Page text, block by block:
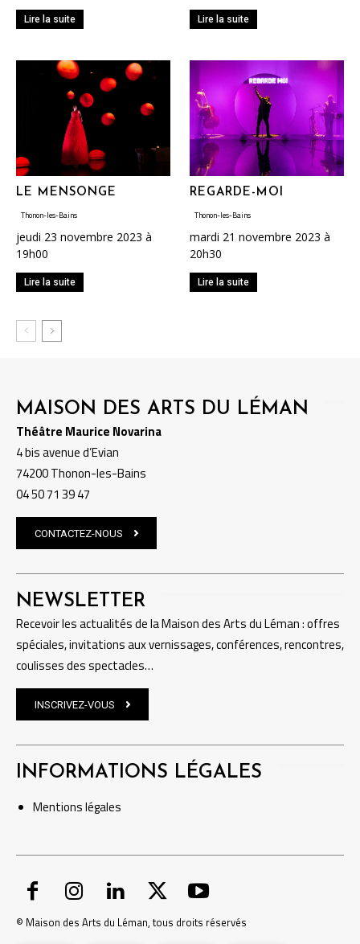
Lire la suite Lire la suite
LE MENSONGE
Thonon-les-Bains
jeudi 23 novembre 2023 à
19h00
Lire la suite
REGARDE-MOI
Thonon-les-Bains
mardi 21 novembre 2023 à
20h30
Lire la suite
MAISON DES ARTS DU LÉMAN
Théâtre Maurice Novarina
4 bis avenue d’Evian
74200 Thonon-les-Bains
04 50 71 39 47
CONTACTEZ-NOUS
NEWSLETTER
Recevoir les actualités de la Maison des Arts du Léman : offres
spéciales, invitations aux vernissages, conférences, rencontres,
coulisses des spectacles…
INSCRIVEZ-VOUS
INFORMATIONS LÉGALES
Mentionslégales
© Maison des Arts du Léman, tous droits réservés